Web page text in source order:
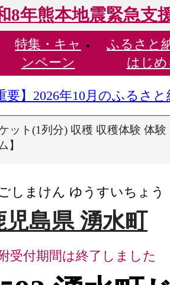
8年熊本地震緊急支
特集・ キャ
ンペーン
ふるさと
はじめ
要】2026年10月のふるさ
ット(1列分) 収穫 収穫体験 体
】
しまけん ゆうすいちょう
児島県 湧水町
受付期間は終了しました